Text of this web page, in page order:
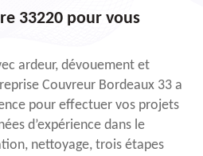
33220 pour vous
ardeur, dévouement et
Couvreur Bordeaux 33 a
pour effectuer vos projets
d’expérience dans le
nettoyage, trois étapes